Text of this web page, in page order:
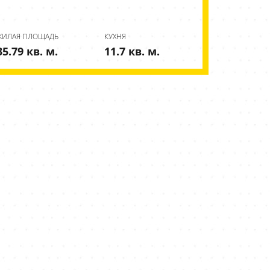
ПЛОЩАДЬ
кв. м.
КУХНЯ
11.7 кв. м.